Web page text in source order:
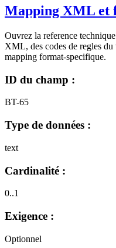
Mapping XML et
Ouvrez la reference
XML, des codes de regles
mapping format-specifique.
ID du champ :
BT-65
Type de données :
text
Cardinalité :
0..1
Exigence :
Optionnel